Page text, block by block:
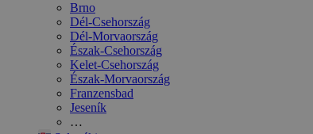
Brno
Dél-Csehország
Dél-Morvaország
Észak-Csehország
Kelet-Csehország
Észak-Morvaország
Franzensbad
Jeseník
…